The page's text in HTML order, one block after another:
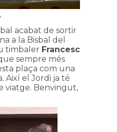
acabat de sortir
a la Bisbal del
timbaler Francesc
sempre més
plaça com una
Així el Jordi ja té
viatge. Benvingut,